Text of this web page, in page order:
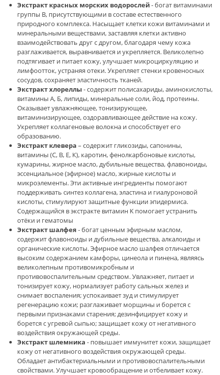
Экстракт красных морских водорослей- богат витаминами
группы В, присутствующими в составе естественного
природного комплекса. Насыщает клетки кожи витаминами и
минеральными веществами, заставляя клетки активно
взаимодействовать друг с другом, благодаря чему кожа
разглаживается, выравнивается и укрепляется. Великолепно
подтягивает и питает кожу, улучшает микроциркуляцию и
лимфоотток, устраняя отеки. Укрепляет стенки кровеносных
сосудов, сохраняет эластичность тканей.
Экстракт хлореллы - содержит полисахариды, аминокислоты,
витамины А, Б, липиды, минеральные соли, йод, протеины.
Оказывает увлажняющее, тонизирующее,
витаминизирующее, оздоравливающее действие на кожу.
Укрепляет коллагеновые волокна и способствует его
образованию.
Экстракт клевера – содержит гликозиды, сапонины,
витамины (C, В, Е, К), каротин, фенолкарбоновые кислоты,
кумарины, жирное масло, дубильные вещества, флавоноиды,
эссенциальное (эфирное) масло, жирные кислоты и
микроэлементы. Эти активные ингредиенты помогают
поддерживать синтез коллагена, эластина и гиалуроновой
кислоты, стимулируют защитные функции эпидермиса.
Содержащийся в экстракте витамин K помогает устранить
отёки и гематомы
Экстракт шалфея - богат ценным эфирным маслом,
содержит флавоноиды и дубильные вещества, алкалоиды и
органические кислоты. Эфирное масло шалфея отличается
высоким содержанием камфоры, цинеола и пинена, являясь
великолепным противомикробным и
противовоспалительным средством. Увлажняет, питает и
тонизирует кожу, нормализует работу сальных желез и
снимает воспаления; успокаивает зуд и стимулирует
регенерацию кожи; разглаживает морщины и борется с
первыми признаками старения; дезинфицирует кожу и
борется с угревой сыпью; защищает кожу от негативного
воздействия окружающей среды.
Экстракт шлемника - повышает иммунитет кожи, защищает
кожу от негативного воздействия окружающей среды.
Обладает антибактериальными и противовоспалительными
свойствами. Улучшает кровообращение и отбеливает кожу.